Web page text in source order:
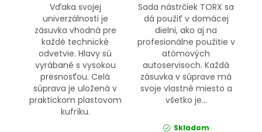
Vďaka svojej
univerzálnosti je
zásuvka vhodná pre
každé technické
odvetvie. Hlavy sú
vyrábané s vysokou
presnosťou. Celá
súprava je uložená v
praktickom plastovom
kufríku.
Sada nástrčiek TORX sa
dá použiť v domácej
dielni, ako aj na
profesionálne použitie v
atómových
autoservisoch. Každá
zásuvka v súprave má
svoje vlastné miesto a
všetko je...
Skladom